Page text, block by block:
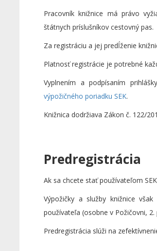
Pracovník knižnice má právo
štátnych príslušníkov cestovný pas.
Za registráciu a jej predĺženie
Platnosť registrácie je potrebné
Vyplnením a podpísaním
výpožičného poriadku SEK.
Knižnica dodržiava Zákon č. 122/
Predregistrácia
Ak sa chcete stať používateľom
Výpožičky a služby knižnice
používateľa (osobne v Požičovni, 2.
Predregistrácia slúži na